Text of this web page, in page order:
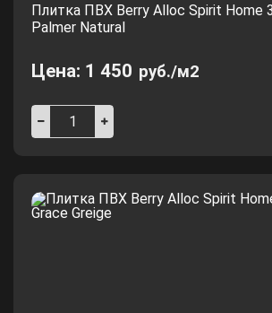
Плитка ПВХ Berry Alloc Spirit Home
Palmer Natural
Цена: 1 450 руб./м2